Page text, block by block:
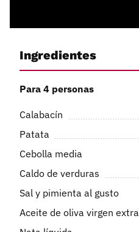
Ingredientes
Para 4 personas
Calabacín
Patata
Cebolla media
Caldo de verduras
Sal y pimienta al gusto
Aceite de oliva virgen extra